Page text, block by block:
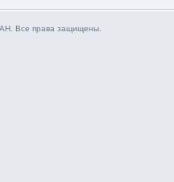
Все права защищены.